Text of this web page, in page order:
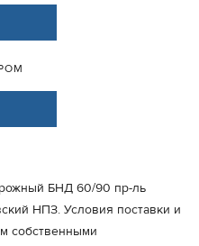
БНД 60/90 пр-ль
НПЗ. Условия поставки и
собственными